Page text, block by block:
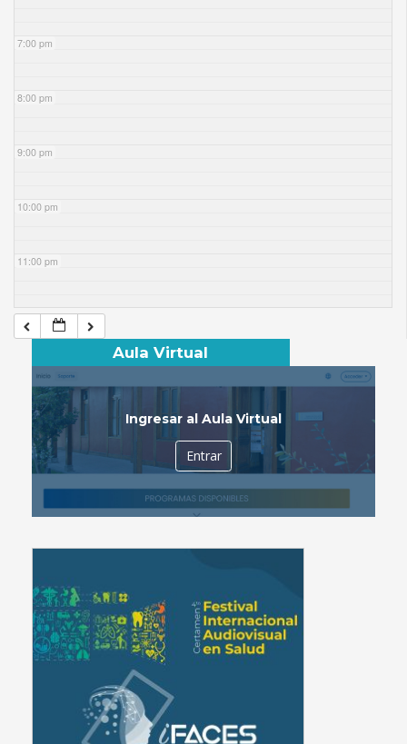
7:00 pm
8:00 pm
9:00 pm
10:00 pm
11:00 pm
Aula Virtual
Ingresar al Aula Virtual
Entrar